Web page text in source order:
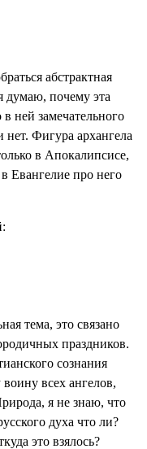
абстрактная
думаю, почему эта
в ней замечательного
нет. Фигура архангела
в Апокалипсисе,
Евангелие про него
тема, это связано
праздников.
сознания
всех ангелов,
я не знаю, что
духа что ли?
это взялось?